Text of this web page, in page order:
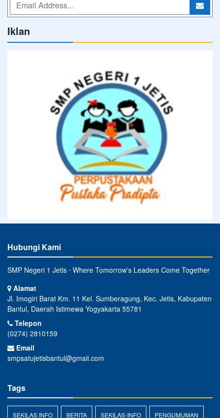
Iklan
Hubungi Kami
SMP Negeri 1 Jetis ⋅ Where Tomorrow's Leaders Come Together
Alamat
Jl. Imogiri Barat Km. 11 Kel. Sumberagung, Kec. Jetis, Kabupaten
Bantul, Daerah Istimewa Yogyakarta 55781
Telepon
(0274) 2810159
Email
smpsatujetisbantul@gmail.com
Tags
SEKILAS INFO BERITA SEKILAS-INFO PENGUMUMAN